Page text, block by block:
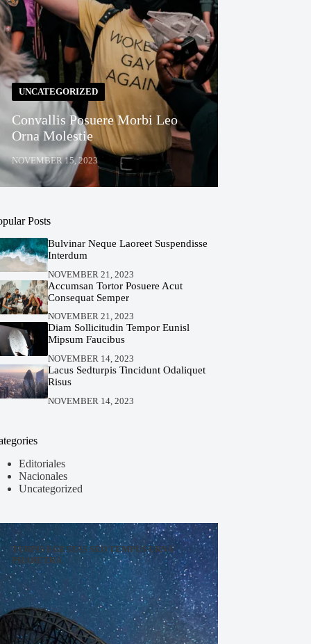
UNCATEGORIZED
Convallis Posuere Morbi Leo
Orna Molestie
NOVEMBER 15, 2023
Posts
Bulvinar Neque Laoreet Suspendisse
Interdum
NOVEMBER 21, 2023
Accumsan Tortor Posuere Acut
Consequat Semper
NOVEMBER 21, 2023
Diam Sollicitudin Tempor Eunisl
Mipsum Faucibus
NOVEMBER 14, 2023
Lacus Sedturpis Tincidunt Odaliquet
Risus
NOVEMBER 14, 2023
Editoriales
Nacionales
Uncategorized
TURPIS EGESTAS SED TEMPUS URNA
PHARETRA